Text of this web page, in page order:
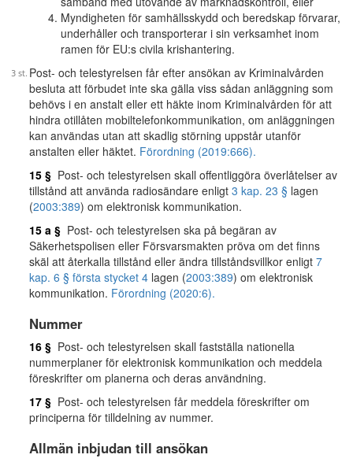
Myndigheten för samhällsskydd och beredskap förvarar,
underhåller och transporterar i sin verksamhet inom
ramen för EU:s civila krishantering.
Post- och telestyrelsen får efter ansökan av Kriminalvården
besluta att förbudet inte ska gälla viss sådan anläggning som
behövs i en anstalt eller ett häkte inom Kriminalvården för att
hindra otillåten mobiltelefonkommunikation, om anläggningen
kan användas utan att skadlig störning uppstår utanför
anstalten eller häktet. Förordning (2019:666).
15 § Post- och telestyrelsen skall offentliggöra överlåtelser av
tillstånd att använda radiosändare enligt 3 kap. 23 § lagen
(2003:389) om elektronisk kommunikation.
15 a § Post- och telestyrelsen ska på begäran av
Säkerhetspolisen eller Försvarsmakten pröva om det finns
skäl att återkalla tillstånd eller ändra tillståndsvillkor enligt 7
kap. 6 § första stycket 4 lagen (2003:389) om elektronisk
kommunikation. Förordning (2020:6).
Nummer
16 § Post- och telestyrelsen skall fastställa nationella
nummerplaner för elektronisk kommunikation och meddela
föreskrifter om planerna och deras användning.
17 § Post- och telestyrelsen får meddela föreskrifter om
principerna för tilldelning av nummer.
Allmän inbjudan till ansökan